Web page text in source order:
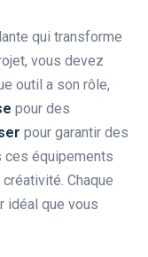
qui transforme
vous devez
outil a son rôle,
pour des
pour garantir des
ces équipements
Chaque
idéal que vous